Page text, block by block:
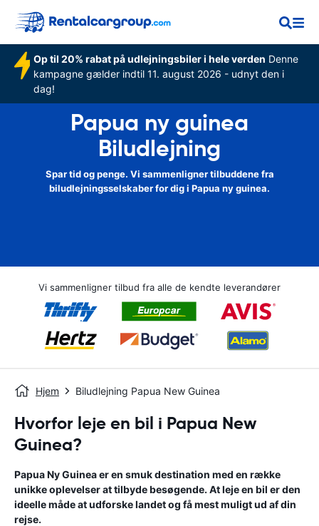
Op til 20% rabat på udlejningsbiler i hele verden Denne
kampagne gælder indtil 11. august 2026 - udnyt den i
dag!
Papua ny guinea
Biludlejning
Spar tid og penge. Vi sammenligner tilbuddene fra
biludlejningsselskaber for dig i Papua ny guinea.
Vi sammenligner tilbud fra alle de kendte leverandører
Hjem Biludlejning Papua New Guinea
Hvorfor leje en bil i Papua New
Guinea?
Papua Ny Guinea er en smuk destination med en række
unikke oplevelser at tilbyde besøgende. At leje en bil er den
ideelle måde at udforske landet og få mest muligt ud af din
rejse.